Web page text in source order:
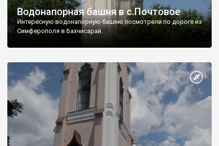
Водонапорная башня в с.Почтовое
Интересную водонапорную башню посмотрели по дороге из
Симферополя в Бахчисарай.